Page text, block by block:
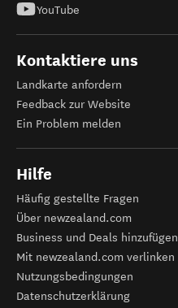
YouTube
Kontaktiere uns
Landkarte anfordern
Feedback zur Website
Ein Problem melden
Hilfe
Häufig gestellte Fragen
Über newzealand.com
Business und Deals hinzufügen
Mit newzealand.com verlinken
Nutzungsbedingungen
Datenschutzerklärung